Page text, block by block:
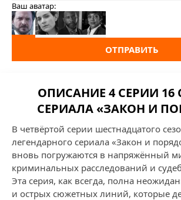
Ваш аватар:
ОТПРАВИТЬ
ОПИСАНИЕ 4 СЕРИИ 16
СЕРИАЛА «ЗАКОН И
В четвёртой серии шестнадцатого
легендарного сериала «Закон и
вновь погружаются в напряжённый
криминальных расследований и
Эта серия, как всегда, полна
и острых сюжетных линий, которые